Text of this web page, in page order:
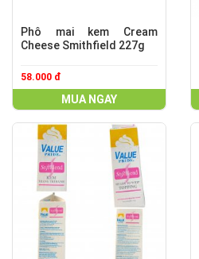
Phô mai kem Cream
Cheese Smithfield 227g
58.000 đ
MUA NGAY